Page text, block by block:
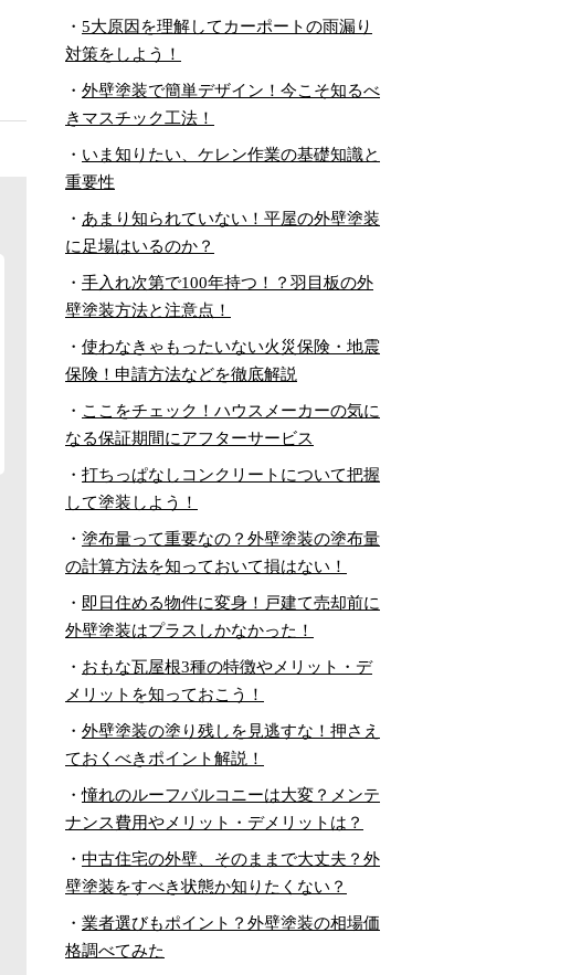
・ 5大原因を理解してカーポートの雨漏り
対策をしよう！
・ 外壁塗装で簡単デザイン！今こそ知るべ
きマスチック工法！
・ いま知りたい、ケレン作業の基礎知識と
重要性
・ あまり知られていない！平屋の外壁塗装
に足場はいるのか？
・ 手入れ次第で100年持つ！？羽目板の外
壁塗装方法と注意点！
・ 使わなきゃもったいない火災保険・地震
保険！申請方法などを徹底解説
・ ここをチェック！ハウスメーカーの気に
なる保証期間にアフターサービス
・ 打ちっぱなしコンクリートについて把握
して塗装しよう！
・ 塗布量って重要なの？外壁塗装の塗布量
の計算方法を知っておいて損はない！
・ 即日住める物件に変身！戸建て売却前に
外壁塗装はプラスしかなかった！
・ おもな瓦屋根3種の特徴やメリット・デ
メリットを知っておこう！
・ 外壁塗装の塗り残しを見逃すな！押さえ
ておくべきポイント解説！
・憧れのルーフバルコニーは大変？メンテ
ナンス費用やメリット・デメリットは？
・ 中古住宅の外壁、そのままで大丈夫？外
壁塗装をすべき状態か知りたくない？
・ 業者選びもポイント？外壁塗装の相場価
格調べてみた